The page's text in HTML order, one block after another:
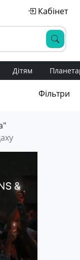
Кабінет
Дітям
Фільтри